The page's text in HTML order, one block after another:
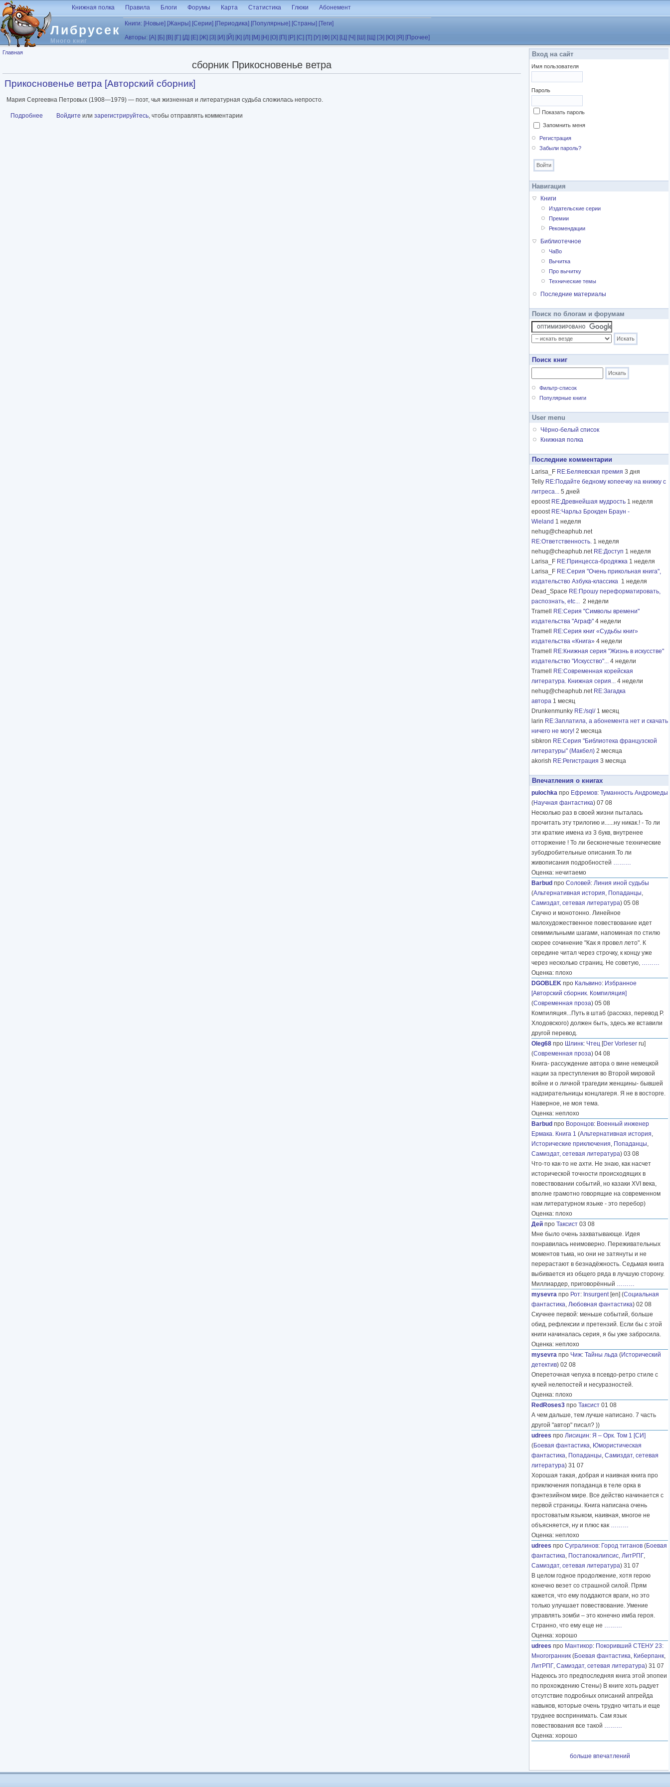
Перейти к основному содержанию
Либрусек
Много книг
Книжная полка Правила Блоги Форумы Карта Статистика Глюки Абонемент
Книги: [Новые] [Жанры] [Серии] [Периодика] [Популярные] [Страны] [Теги]
Авторы: [А] [Б] [В] [Г] [Д] [Е] [Ж] [З] [И] [Й] [К] [Л] [М] [Н] [О] [П] [Р] [С] [Т] [У] [Ф] [Х] [Ц] [Ч] [Ш] [Щ] [Э] [Ю] [Я] [Прочее]
Вы здесь
Главная
сборник Прикосновенье ветра
Прикосновенье ветра [Авторский сборник]
Мария Сергеевна Петровых (1908—1979) — поэт, чья жизненная и литературная судьба сложилась непросто.
Подробнее о Прикосновенье ветра [Авторский сборник]
Войдите или зарегистрируйтесь, чтобы отправлять комментарии
Вход на сайт
Имя пользователя
Пароль
Показать пароль
Запомнить меня
Регистрация
Забыли пароль?
Навигация
Книги
Издательские серии
Премии
Рекомендации
Библиотечное
ЧаВо
Вычитка
Про вычитку
Технические темы
Последние материалы
Поиск по блогам и форумам
Поиск книг
Фильтр-список
Популярные книги
User menu
Чёрно-белый список
Книжная полка
Последние комментарии
Larisa_F RE:Беляевская премия 3 дня
Telly RE:Подайте бедному копеечку на книжку с
литреса... 5 дней
epoost RE:Древнейшая мудрость 1 неделя
epoost RE:Чарльз Брокден Браун -
Wieland 1 неделя
nehug@cheaphub.net
RE:Ответственность. 1 неделя
nehug@cheaphub.net RE:Доступ 1 неделя
Larisa_F RE:Принцесса-бродяжка 1 неделя
Larisa_F RE:Серия "Очень прикольная книга",
издательство Азбука-классика 1 неделя
Dead_Space RE:Прошу переформатировать,
распознать, etc... 2 недели
Tramell
RE:Серия "Символы времени"
издательства "Аграф" 4 недели
Tramell
RE:Серия книг «Судьбы книг»
издательства «Книга» 4 недели
Tramell
RE:Книжная серия "Жизнь в искусстве"
издательство "Искусство"... 4 недели
Tramell
RE:Современная корейская
литература. Книжная серия... 4 недели
nehug@cheaphub.net RE:Загадка
автора 1 месяц
Drunkenmunky RE:/sql/ 1 месяц
larin RE:Заплатила, а абонемента нет и скачать
ничего не могу! 2 месяца
sibkron RE:Серия "Библиотека французской
литературы" (Макбел) 2 месяца
akorish RE:Регистрация 3 месяца
Впечатления о книгах
pulochka про Ефремов: Туманность Андромеды
(Научная фантастика) 07 08
Несколько раз в своей жизни пыталась
прочитать эту трилогию и......ну никак.! - То ли
эти краткие имена из 3 букв, внутренее
отторжение ! То ли бесконечные технические
зубодробительные описания.То ли
живописания подробностей ………
Оценка: нечитаемо
Barbud про Соловей: Линия иной судьбы
(Альтернативная история, Попаданцы,
Самиздат, сетевая литература) 05 08
Скучно и монотонно. Линейное
малохудожественное повествование идет
семимильными шагами, напоминая по стилю
скорее сочинение "Как я провел лето". К
середине читал через строчку, к концу уже
через несколько страниц. Не советую, ………
Оценка: плохо
DGOBLEK про Кальвино: Избранное
[Авторский сборник. Компиляция]
(Современная проза) 05 08
Компиляция...Путь в штаб (рассказ, перевод Р.
Хлодовского) должен быть, здесь же вставили
другой перевод.
Oleg68 про Шлинк: Чтец [Der Vorleser ru]
(Современная проза) 04 08
Книга- рассуждение автора о вине немецкой
нации за преступления во Второй мировой
войне и о личной трагедии женщины- бывшей
надзирательницы концлагеря. Я не в восторге.
Наверное, не моя тема.
Оценка: неплохо
Barbud про Воронцов: Военный инженер
Ермака. Книга 1 (Альтернативная история,
Исторические приключения, Попаданцы,
Самиздат, сетевая литература) 03 08
Что-то как-то не ахти. Не знаю, как насчет
исторической точности происходящих в
повествовании событий, но казаки XVI века,
вполне грамотно говорящие на современном
нам литературном языке - это перебор)
Оценка: плохо
Дей про Таксист 03 08
Мне было очень захватывающе. Идея
понравилась неимоверно. Переживательных
моментов тьма, но они не затянуты и не
перерастают в безнадёжность. Седьмая книга
выбивается из общего ряда в лучшую сторону.
Миллиардер, приговорённый ………
mysevra про Рот: Insurgent[en] (Социальная
фантастика, Любовная фантастика) 02 08
Скучнее первой: меньше событий, больше
обид, рефлексии и претензий. Если бы с этой
книги начиналась серия, я бы уже забросила.
Оценка: неплохо
mysevra про Чиж: Тайны льда (Исторический
детектив) 02 08
Опереточная чепуха в псевдо-ретро стиле с
кучей нелепостей и несуразностей.
Оценка: плохо
RedRoses3 про Таксист 01 08
А чем дальше, тем лучше написано. 7 часть
другой "автор" писал? ))
udrees про Лисицин: Я – Орк. Том 1 [СИ]
(Боевая фантастика, Юмористическая
фантастика, Попаданцы, Самиздат, сетевая
литература) 31 07
Хорошая такая, добрая и наивная книга про
приключения попаданца в теле орка в
фэнтезийном мире. Все действо начинается с
первой страницы. Книга написана очень
простоватым языком, наивная, многое не
объясняется, ну и плюс как ………
Оценка: неплохо
udrees про Сугралинов: Город титанов (Боевая
фантастика, Постапокалипсис, ЛитРПГ,
Самиздат, сетевая литература) 31 07
В целом годное продолжение, хотя герою
конечно везет со страшной силой. Прям
кажется, что ему поддаются враги, но это
только улучшает повествование. Умение
управлять зомби – это конечно имба героя.
Странно, что ему еще не ………
Оценка: хорошо
udrees про Мантикор: Покоривший СТЕНУ 23:
Многогранник (Боевая фантастика, Киберпанк,
ЛитРПГ, Самиздат, сетевая литература) 31 07
Надеюсь это предпоследняя книга этой эпопеи
по прохождению Стены) В книге хоть радует
отсутствие подробных описаний апгрейда
навыков, которые очень трудно читать и еще
труднее воспринимать. Сам язык
повествования все такой ………
Оценка: хорошо
больше впечатлений